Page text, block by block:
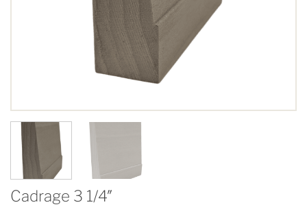
Cadrage 3 1/4″